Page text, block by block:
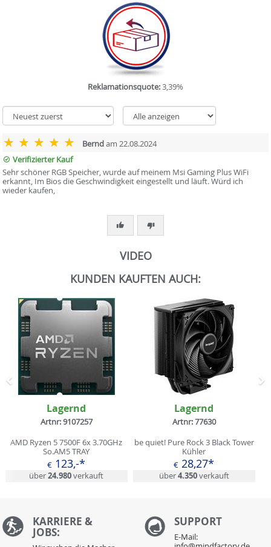
Reklamationsquote:3,39%
Berndam 22.08.2024
Verifizierter Kauf
Sehr schöner RGB Speicher, wurde auf meinem Msi Gaming Plus WiFi
erkannt, Im Bios die Geschwindigkeit eingestellt und läuft. Würd ich
wieder kaufen,
VIDEO
KUNDEN KAUFTEN AUCH:
Lagernd
Artnr: 9107257
AMD Ryzen 5 7500F 6x 3.70GHz
So.AM5 TRAY
€ 123,-*
über24.980verkauft
Lagernd
Artnr: 77630
be quiet! Pure Rock 3 Black Tower
Kühler
€ 28,27*
über4.350verkauft
Zurück
KARRIERE &
JOBS:
SUPPORT
E-Mail: